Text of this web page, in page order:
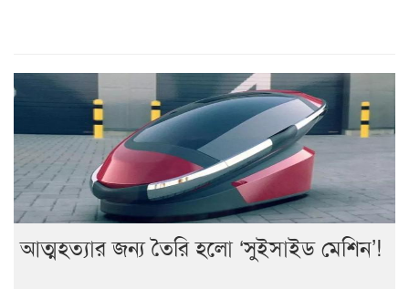
আত্মহত্যার জন্য তৈরি হলো ‘সুইসাইড মেশিন’!